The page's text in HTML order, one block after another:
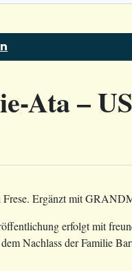
Ata –
Ergänzt mit
erfolgt mit
Nachlass der Familie